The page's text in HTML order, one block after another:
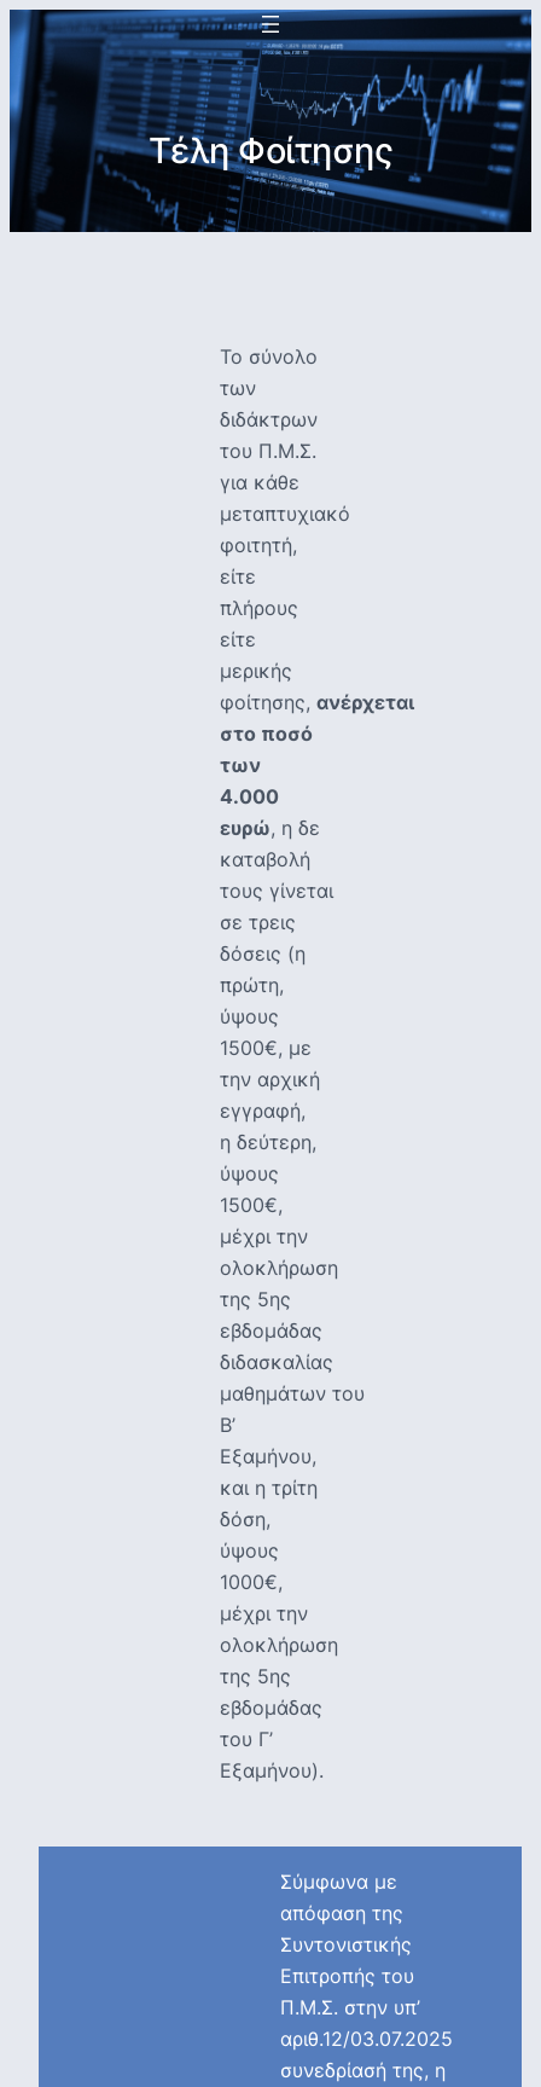
Τέλη Φοίτησης
Το σύνολο
των
διδάκτρων
του Π.Μ.Σ.
για κάθε
μεταπτυχιακό
φοιτητή,
είτε
πλήρους
είτε
μερικής
φοίτησης, ανέρχεται
στο ποσό
των
4.000
ευρώ, η δε
καταβολή
τους γίνεται
σε τρεις
δόσεις (η
πρώτη,
ύψους
1500€, με
την αρχική
εγγραφή,
η δεύτερη,
ύψους
1500€,
μέχρι την
ολοκλήρωση
της 5ης
εβδομάδας
διδασκαλίας
μαθημάτων του
Β’
Εξαμήνου,
και η τρίτη
δόση,
ύψους
1000€,
μέχρι την
ολοκλήρωση
της 5ης
εβδομάδας
του Γ’
Εξαμήνου).
Σύμφωνα με
απόφαση της
Συντονιστικής
Επιτροπής του
Π.Μ.Σ. στην υπ’
αριθ.12/03.07.2025
συνεδρίασή της, η